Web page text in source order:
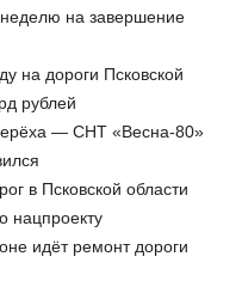
на завершение
на дороги Псковской
рублей
— СНТ «Весна-80»
в Псковской области
нацпроекту
идёт ремонт дороги